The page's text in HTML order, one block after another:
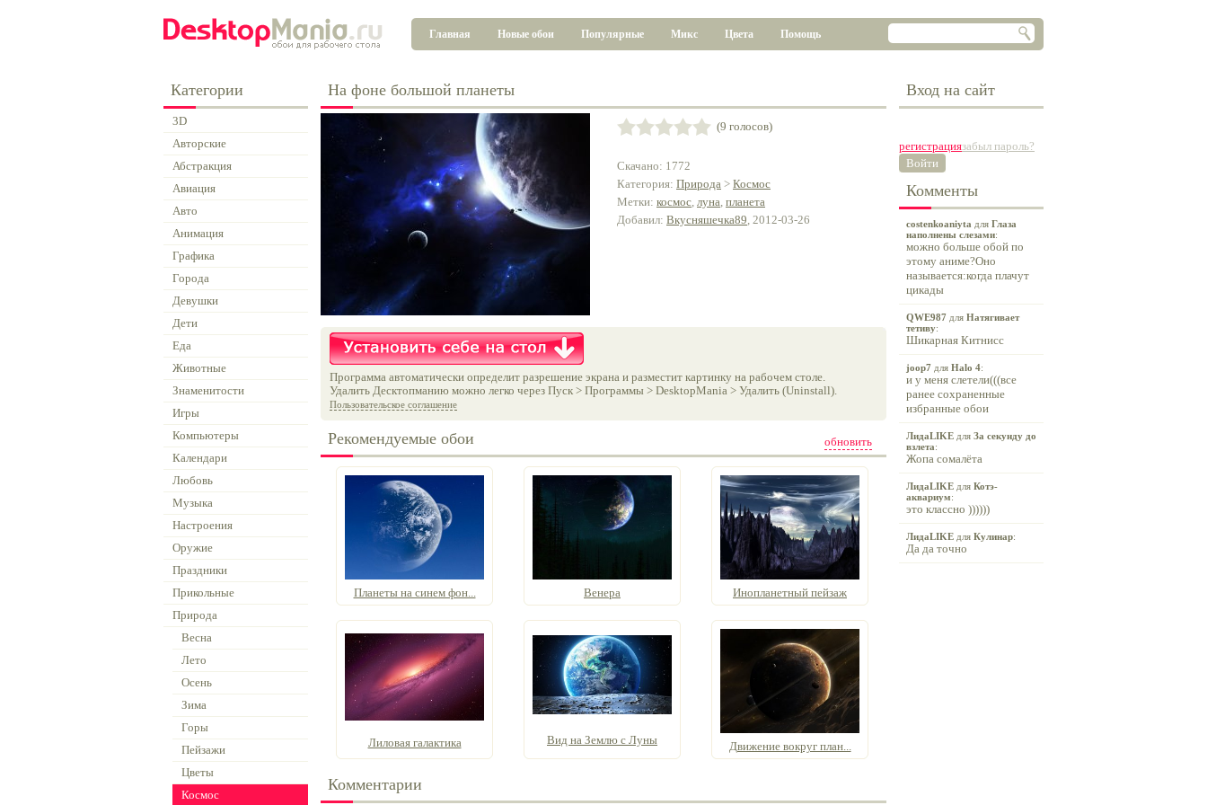
Главная Новые обои Популярные Микс Цвета Помощь
Категории
3D
Авторские
Абстракция
Авиация
Авто
Анимация
Графика
Города
Девушки
Дети
Еда
Животные
Знаменитости
Игры
Компьютеры
Календари
Любовь
Музыка
Настроения
Оружие
Праздники
Прикольные
Природа
Весна
Лето
Осень
Зима
Горы
Пейзажи
Цветы
Космос
На фоне большой планеты
(9 голосов)
Скачано: 1772
Категория: Природа > Космос
Метки: космос, луна, планета
Добавил: Вкусняшечка89, 2012-03-26
Программа автоматически определит разрешение экрана и разместит картинку на рабочем столе.
Удалить Десктопманию можно легко через Пуск > Программы > DesktopMania > Удалить (Uninstall).
Пользовательское соглашение
обновить
Рекомендуемые обои
Планеты на синем фон... Венера Инопланетный пейзаж
Лиловая галактика Вид на Землю с Луны Движение вокруг план...
Комментарии
Вход на сайт
регистрациязабыл пароль?
Войти
Комменты
costenkoaniyta для Глаза
наполнены слезами:
можно больше обой по
этому аниме?Оно
называется:когда плачут
цикады
QWE987 для Натягивает
тетиву:
Шикарная Китнисс
joop7 для Halo 4:
и у меня слетели(((все
ранее сохраненные
избранные обои
ЛидаLIKE для За секунду до
взлета:
Жопа сомалёта
ЛидаLIKE для Котэ-
аквариум:
это классно ))))))
ЛидаLIKE для Кулинар:
Да да точно